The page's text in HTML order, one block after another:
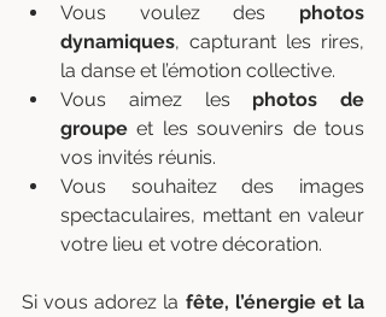
Vous voulez des photos
dynamiques, capturant les rires,
la danse et l’émotion collective.
Vous aimez les photos de
groupe et les souvenirs de tous
vos invités réunis.
Vous souhaitez des images
spectaculaires, mettant en valeur
votre lieu et votre décoration.
Si vous adorez la fête, l’énergie et la